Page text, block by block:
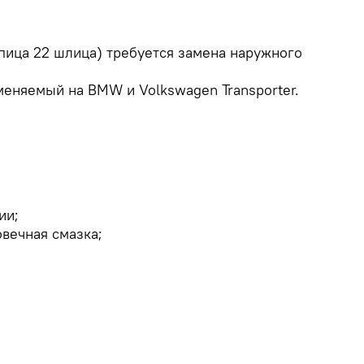
22 шлица) требуется замена наружного
на BMW и Volkswagen Transporter.
смазка;